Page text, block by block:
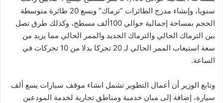
سنويا، وإنشاء مدرج الطائرات “ترماك” ويسع 20 طائرة متوسطة
الحجم بمساحة إجمالية حوالي 100ألف مسطح، وكذلك طرق تصل
بين الترماك الحالي والترماك الجديد والممر الحالي مما يزيد من
سعة استيعاب الممر الحالي لـ 20 تحركا بدلا من 10 تحركات في
الساعة.
وتابع الوزير أن أعمال التطوير تشمل انشاء موقف سيارات يسع ألف
سيارة، إضافة إلى مبان خدمية ومناطق تجارية لخدمة المودعين